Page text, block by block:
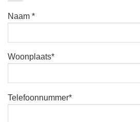
Naam *
Woonplaats*
Telefoonnummer*